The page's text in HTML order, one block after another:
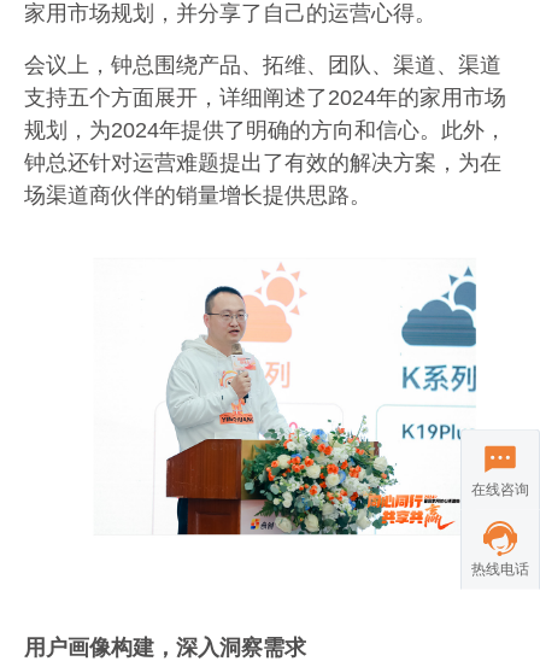
家用市场规划 ，并分享了自己的运营心得。
会议上，钟总围绕产品、拓维、团队、渠道、渠道
支持五个方面展开，详细阐述了2024年的家用市场
规划，为2024年提供了明确的方向和信心。此外，
钟总还针对运营难题提出了有效的解决方案，为在
场渠道商伙伴的销量增长提供思路。
用户画像构建，深入洞察需求
在线咨询
热线电话